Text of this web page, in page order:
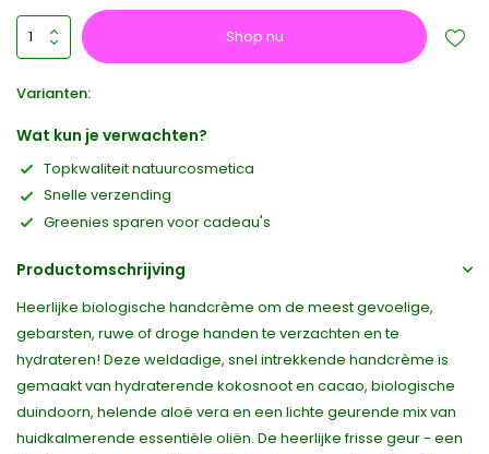
Shop nu
Varianten:
Wat kun je verwachten?
Topkwaliteit natuurcosmetica
Snelle verzending
Greenies sparen voor cadeau's
Productomschrijving
Heerlijke biologische handcrème om de meest gevoelige,
gebarsten, ruwe of droge handen te verzachten en te
hydrateren! Deze weldadige, snel intrekkende handcrème is
gemaakt van hydraterende kokosnoot en cacao, biologische
duindoorn, helende aloë vera en een lichte geurende mix van
huidkalmerende essentiële oliën. De heerlijke frisse geur - een